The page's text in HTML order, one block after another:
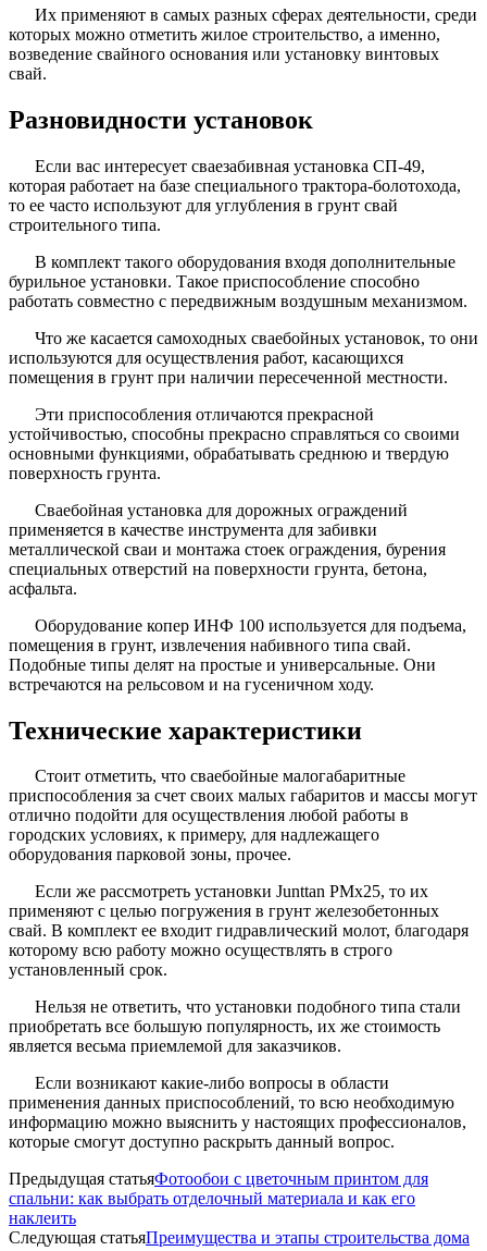
Их применяют в самых разных сферах деятельности, среди
которых можно отметить жилое строительство, а именно,
возведение свайного основания или установку винтовых
свай.
Разновидности установок
Если вас интересует сваезабивная установка СП-49,
которая работает на базе специального трактора-болотохода,
то ее часто используют для углубления в грунт свай
строительного типа.
В комплект такого оборудования входя дополнительные
бурильное установки. Такое приспособление способно
работать совместно с передвижным воздушным механизмом.
Что же касается самоходных сваебойных установок, то они
используются для осуществления работ, касающихся
помещения в грунт при наличии пересеченной местности.
Эти приспособления отличаются прекрасной
устойчивостью, способны прекрасно справляться со своими
основными функциями, обрабатывать среднюю и твердую
поверхность грунта.
Сваебойная установка для дорожных ограждений
применяется в качестве инструмента для забивки
металлической сваи и монтажа стоек ограждения, бурения
специальных отверстий на поверхности грунта, бетона,
асфальта.
Оборудование копер ИНФ 100 используется для подъема,
помещения в грунт, извлечения набивного типа свай.
Подобные типы делят на простые и универсальные. Они
встречаются на рельсовом и на гусеничном ходу.
Технические характеристики
Стоит отметить, что сваебойные малогабаритные
приспособления за счет своих малых габаритов и массы могут
отлично подойти для осуществления любой работы в
городских условиях, к примеру, для надлежащего
оборудования парковой зоны, прочее.
Если же рассмотреть установки Junttan PMх25, то их
применяют с целью погружения в грунт железобетонных
свай. В комплект ее входит гидравлический молот, благодаря
которому всю работу можно осуществлять в строго
установленный срок.
Нельзя не ответить, что установки подобного типа стали
приобретать все большую популярность, их же стоимость
является весьма приемлемой для заказчиков.
Если возникают какие-либо вопросы в области
применения данных приспособлений, то всю необходимую
информацию можно выяснить у настоящих профессионалов,
которые смогут доступно раскрыть данный вопрос.
Предыдущая статьяФотообои с цветочным принтом для
спальни: как выбрать отделочный материала и как его
наклеить
Следующая статьяПреимущества и этапы строительства дома